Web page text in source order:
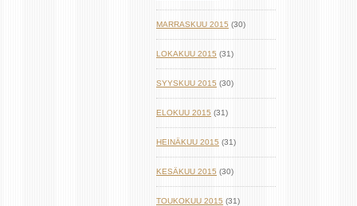
MARRASKUU 2015 (30)
LOKAKUU 2015 (31)
SYYSKUU 2015 (30)
ELOKUU 2015 (31)
HEINÄKUU 2015 (31)
KESÄKUU 2015 (30)
TOUKOKUU 2015 (31)